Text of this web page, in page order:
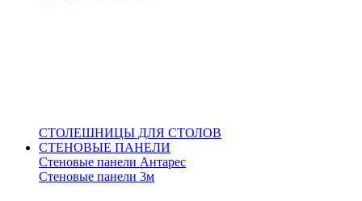
СТОЛЕШНИЦЫ ДЛЯ СТОЛОВ
СТЕНОВЫЕ ПАНЕЛИ
Стеновые панели Антарес
Стеновые панели 3м